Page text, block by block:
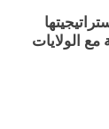
مع الولايات